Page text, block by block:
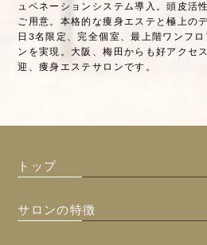
ュベネーションシステム導入。頭皮活
ご用意。本格的な痩身エステと極上の
日3名限定、完全個室、最上階ワンフ
ンを実現。大阪、梅田からも好アクセ
迎、痩身エステサロンです。
トップ
サロンの特徴